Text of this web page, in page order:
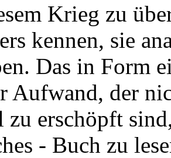
Krieg zu
kennen, sie
Das in Form
Aufwand, der
zu erschöpft
- Buch zu